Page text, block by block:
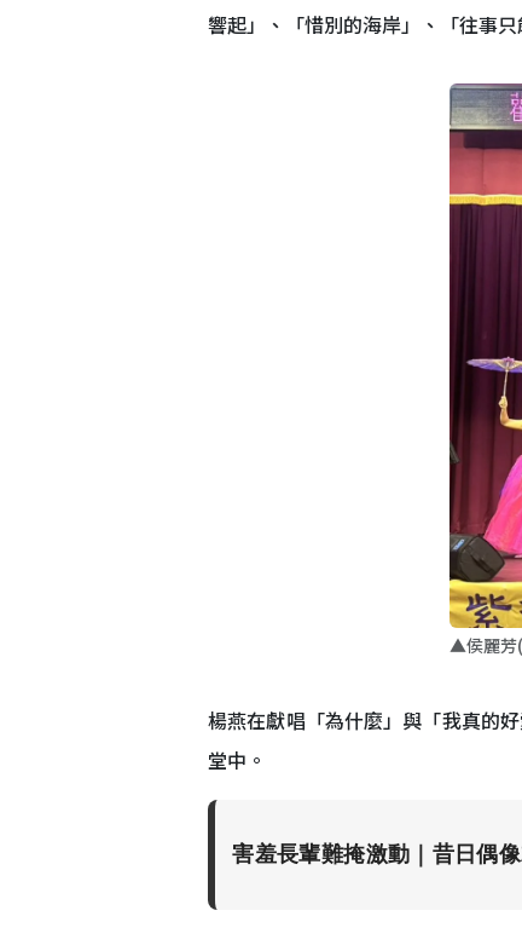
響起」、「惜別的海岸」、「往事
▲侯麗芳
楊燕在獻唱「為什麼」與「我真的
堂中。
害羞長輩難掩激動｜昔日偶